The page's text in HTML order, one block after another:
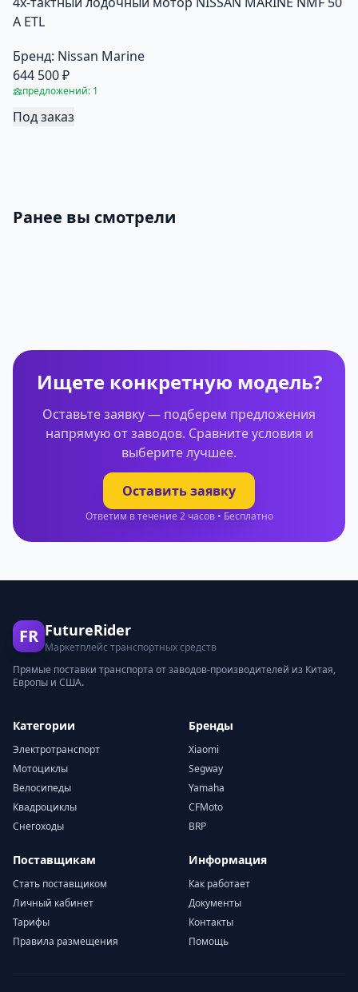
A ETL
Бренд: Nissan Marine
644 500 ₽
предложений: 1
Под заказ
Ранее вы смотрели
Ищете конкретную модель?
Оставьте заявку — подберем предложения
напрямую от заводов. Сравните условия и
выберите лучшее.
Оставить заявку
Ответим в течение 2 часов • Бесплатно
FR FutureRider
Маркетплейс транспортных средств
Прямые поставки транспорта от заводов-производителей из Китая,
Европы и США.
Категории
Электротранспорт
Мотоциклы
Велосипеды
Квадроциклы
Снегоходы
Бренды
Xiaomi
Segway
Yamaha
CFMoto
BRP
Поставщикам
Стать поставщиком
Личный кабинет
Тарифы
Правила размещения
Информация
Как работает
Документы
Контакты
Помощь